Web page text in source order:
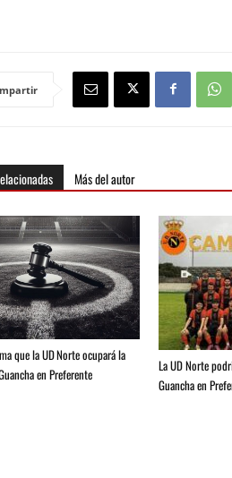
Más del autor
que la UD Norte ocupará la
en Preferente
La UD Norte
Guancha en